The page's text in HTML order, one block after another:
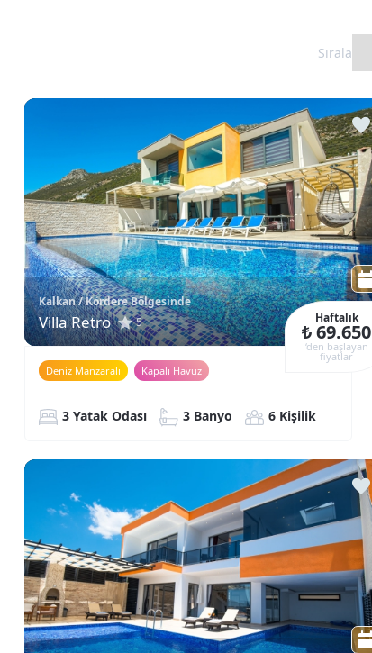
Sırala
Kalkan / Kördere Bölgesinde
Villa Retro 5 Haftalık
₺ 69.650
‘den başlayan
fiyatlar
Deniz Manzaralı
Kapalı Havuz
3 Yatak Odası 3 Banyo 6 Kişilik